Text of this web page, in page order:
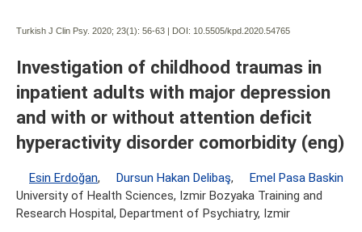
Turkish J Clin Psy. 2020; 23(1): 56-63 | DOI: 10.5505/kpd.2020.54765
Investigation of childhood traumas in
inpatient adults with major depression
and with or without attention deficit
hyperactivity disorder comorbidity (eng)
Esin Erdoğan, Dursun Hakan Delibaş,
Emel Pasa Baskin
University of Health Sciences, Izmir Bozyaka Training and
Research Hospital, Department of Psychiatry, Izmir